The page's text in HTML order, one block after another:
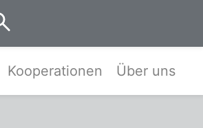
Kooperationen Über uns